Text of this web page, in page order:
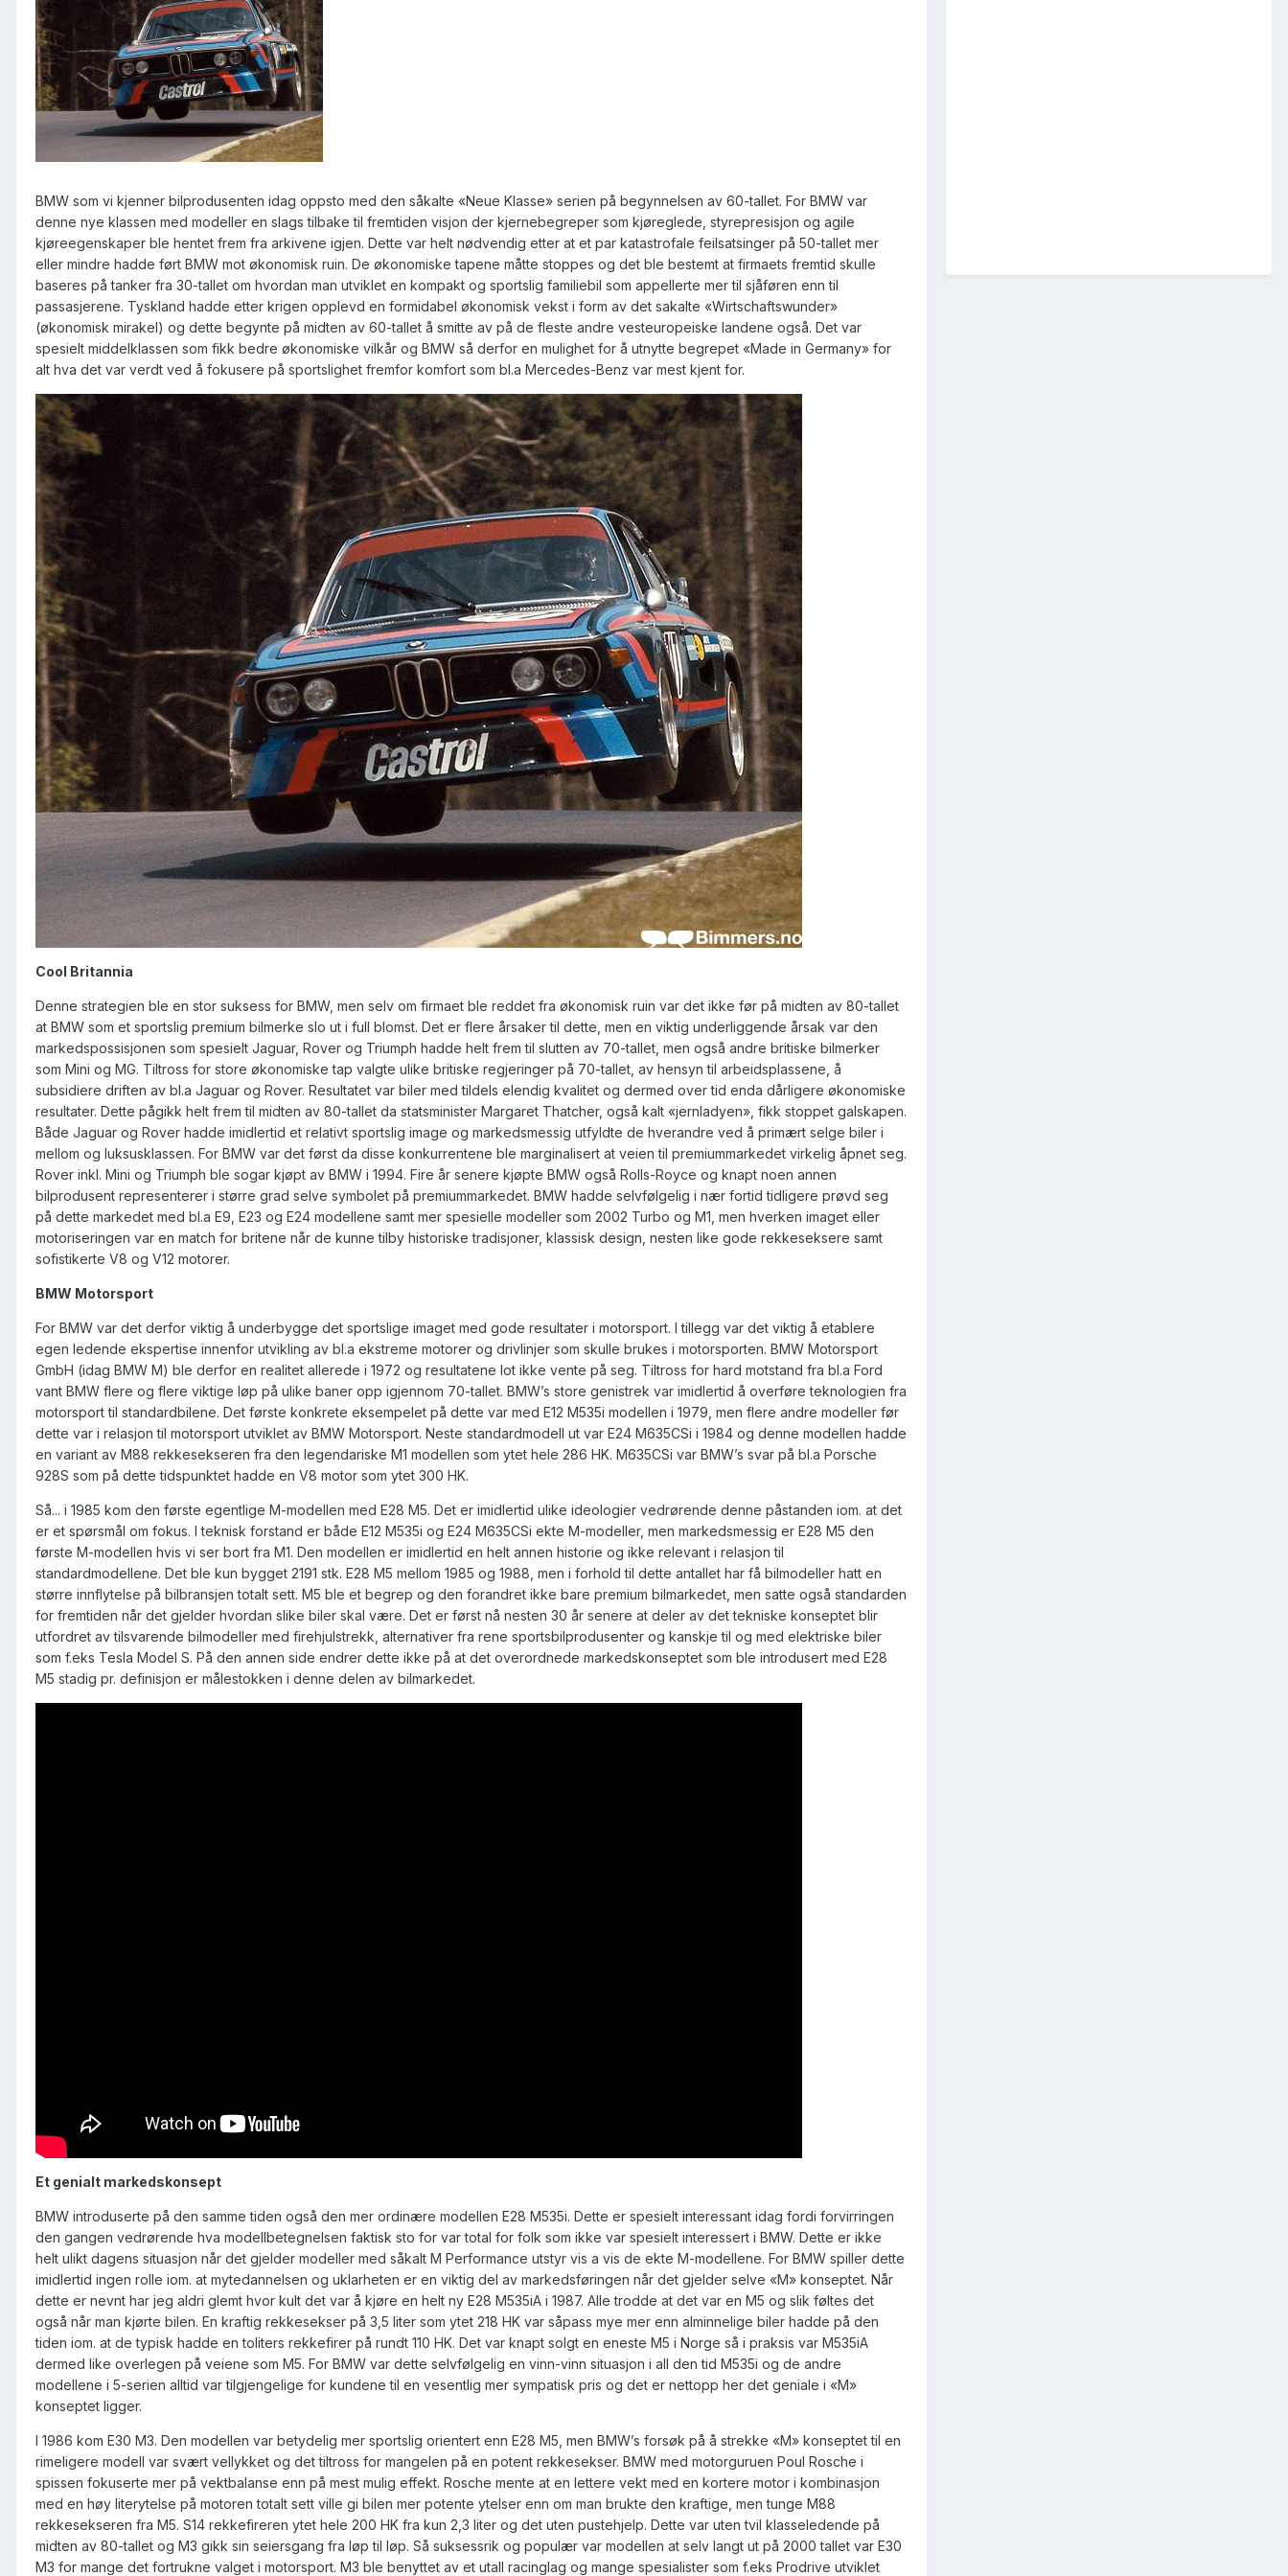
BMW som vi kjenner bilprodusenten idag oppsto med den såkalte «Neue Klasse» serien på begynnelsen av 60-tallet. For BMW var
denne nye klassen med modeller en slags tilbake til fremtiden visjon der kjernebegreper som kjøreglede, styrepresisjon og agile
kjøreegenskaper ble hentet frem fra arkivene igjen. Dette var helt nødvendig etter at et par katastrofale feilsatsinger på 50-tallet mer
eller mindre hadde ført BMW mot økonomisk ruin. De økonomiske tapene måtte stoppes og det ble bestemt at firmaets fremtid skulle
baseres på tanker fra 30-tallet om hvordan man utviklet en kompakt og sportslig familiebil som appellerte mer til sjåføren enn til
passasjerene. Tyskland hadde etter krigen opplevd en formidabel økonomisk vekst i form av det sakalte «Wirtschaftswunder»
(økonomisk mirakel) og dette begynte på midten av 60-tallet å smitte av på de fleste andre vesteuropeiske landene også. Det var
spesielt middelklassen som fikk bedre økonomiske vilkår og BMW så derfor en mulighet for å utnytte begrepet «Made in Germany» for
alt hva det var verdt ved å fokusere på sportslighet fremfor komfort som bl.a Mercedes-Benz var mest kjent for.
Cool Britannia
Denne strategien ble en stor suksess for BMW, men selv om firmaet ble reddet fra økonomisk ruin var det ikke før på midten av 80-tallet
at BMW som et sportslig premium bilmerke slo ut i full blomst. Det er flere årsaker til dette, men en viktig underliggende årsak var den
markedspossisjonen som spesielt Jaguar, Rover og Triumph hadde helt frem til slutten av 70-tallet, men også andre britiske bilmerker
som Mini og MG. Tiltross for store økonomiske tap valgte ulike britiske regjeringer på 70-tallet, av hensyn til arbeidsplassene, å
subsidiere driften av bl.a Jaguar og Rover. Resultatet var biler med tildels elendig kvalitet og dermed over tid enda dårligere økonomiske
resultater. Dette pågikk helt frem til midten av 80-tallet da statsminister Margaret Thatcher, også kalt «jernladyen», fikk stoppet galskapen.
Både Jaguar og Rover hadde imidlertid et relativt sportslig image og markedsmessig utfyldte de hverandre ved å primært selge biler i
mellom og luksusklassen. For BMW var det først da disse konkurrentene ble marginalisert at veien til premiummarkedet virkelig åpnet seg.
Rover inkl. Mini og Triumph ble sogar kjøpt av BMW i 1994. Fire år senere kjøpte BMW også Rolls-Royce og knapt noen annen
bilprodusent representerer i større grad selve symbolet på premiummarkedet. BMW hadde selvfølgelig i nær fortid tidligere prøvd seg
på dette markedet med bl.a E9, E23 og E24 modellene samt mer spesielle modeller som 2002 Turbo og M1, men hverken imaget eller
motoriseringen var en match for britene når de kunne tilby historiske tradisjoner, klassisk design, nesten like gode rekkeseksere samt
sofistikerte V8 og V12 motorer.
BMW Motorsport
For BMW var det derfor viktig å underbygge det sportslige imaget med gode resultater i motorsport. I tillegg var det viktig å etablere
egen ledende ekspertise innenfor utvikling av bl.a ekstreme motorer og drivlinjer som skulle brukes i motorsporten. BMW Motorsport
GmbH (idag BMW M) ble derfor en realitet allerede i 1972 og resultatene lot ikke vente på seg. Tiltross for hard motstand fra bl.a Ford
vant BMW flere og flere viktige løp på ulike baner opp igjennom 70-tallet. BMW’s store genistrek var imidlertid å overføre teknologien fra
motorsport til standardbilene. Det første konkrete eksempelet på dette var med E12 M535i modellen i 1979, men flere andre modeller før
dette var i relasjon til motorsport utviklet av BMW Motorsport. Neste standardmodell ut var E24 M635CSi i 1984 og denne modellen hadde
en variant av M88 rekkesekseren fra den legendariske M1 modellen som ytet hele 286 HK. M635CSi var BMW’s svar på bl.a Porsche
928S som på dette tidspunktet hadde en V8 motor som ytet 300 HK.
Så... i 1985 kom den første egentlige M-modellen med E28 M5. Det er imidlertid ulike ideologier vedrørende denne påstanden iom. at det
er et spørsmål om fokus. I teknisk forstand er både E12 M535i og E24 M635CSi ekte M-modeller, men markedsmessig er E28 M5 den
første M-modellen hvis vi ser bort fra M1. Den modellen er imidlertid en helt annen historie og ikke relevant i relasjon til
standardmodellene. Det ble kun bygget 2191 stk. E28 M5 mellom 1985 og 1988, men i forhold til dette antallet har få bilmodeller hatt en
større innflytelse på bilbransjen totalt sett. M5 ble et begrep og den forandret ikke bare premium bilmarkedet, men satte også standarden
for fremtiden når det gjelder hvordan slike biler skal være. Det er først nå nesten 30 år senere at deler av det tekniske konseptet blir
utfordret av tilsvarende bilmodeller med firehjulstrekk, alternativer fra rene sportsbilprodusenter og kanskje til og med elektriske biler
som f.eks Tesla Model S. På den annen side endrer dette ikke på at det overordnede markedskonseptet som ble introdusert med E28
M5 stadig pr. definisjon er målestokken i denne delen av bilmarkedet.
Et genialt markedskonsept
BMW introduserte på den samme tiden også den mer ordinære modellen E28 M535i. Dette er spesielt interessant idag fordi forvirringen
den gangen vedrørende hva modellbetegnelsen faktisk sto for var total for folk som ikke var spesielt interessert i BMW. Dette er ikke
helt ulikt dagens situasjon når det gjelder modeller med såkalt M Performance utstyr vis a vis de ekte M-modellene. For BMW spiller dette
imidlertid ingen rolle iom. at mytedannelsen og uklarheten er en viktig del av markedsføringen når det gjelder selve «M» konseptet. Når
dette er nevnt har jeg aldri glemt hvor kult det var å kjøre en helt ny E28 M535iA i 1987. Alle trodde at det var en M5 og slik føltes det
også når man kjørte bilen. En kraftig rekkesekser på 3,5 liter som ytet 218 HK var såpass mye mer enn alminnelige biler hadde på den
tiden iom. at de typisk hadde en toliters rekkefirer på rundt 110 HK. Det var knapt solgt en eneste M5 i Norge så i praksis var M535iA
dermed like overlegen på veiene som M5. For BMW var dette selvfølgelig en vinn-vinn situasjon i all den tid M535i og de andre
modellene i 5-serien alltid var tilgjengelige for kundene til en vesentlig mer sympatisk pris og det er nettopp her det geniale i «M»
konseptet ligger.
I 1986 kom E30 M3. Den modellen var betydelig mer sportslig orientert enn E28 M5, men BMW’s forsøk på å strekke «M» konseptet til en
rimeligere modell var svært vellykket og det tiltross for mangelen på en potent rekkesekser. BMW med motorguruen Poul Rosche i
spissen fokuserte mer på vektbalanse enn på mest mulig effekt. Rosche mente at en lettere vekt med en kortere motor i kombinasjon
med en høy literytelse på motoren totalt sett ville gi bilen mer potente ytelser enn om man brukte den kraftige, men tunge M88
rekkesekseren fra M5. S14 rekkefireren ytet hele 200 HK fra kun 2,3 liter og det uten pustehjelp. Dette var uten tvil klasseledende på
midten av 80-tallet og M3 gikk sin seiersgang fra løp til løp. Så suksessrik og populær var modellen at selv langt ut på 2000 tallet var E30
M3 for mange det fortrukne valget i motorsport. M3 ble benyttet av et utall racinglag og mange spesialister som f.eks Prodrive utviklet